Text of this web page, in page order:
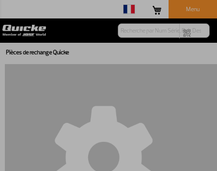
Menu
Pièces de rechange Quicke